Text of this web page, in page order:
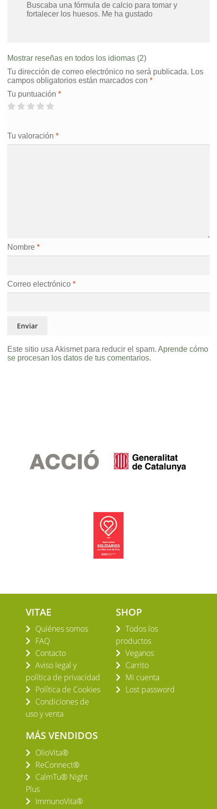
Buscaba una fórmula de calcio para tomar y
fortalecer los huesos. Me ha gustado
Mostrar reseñas en todos los idiomas (2)
Tu dirección de correo electrónico no será publicada. Los
campos obligatorios están marcados con *
Tu puntuación *
Tu valoración *
Nombre *
Correo electrónico *
Este sitio usa Akismet para reducir el spam. Aprende cómo
se procesan los datos de tus comentarios.
VITAE
Quiénes somos
FAQ
Contacto
Aviso legal y
política de privacidad
Política de Cookies
Condiciones de
uso y venta
SHOP
Todos los
productos
Veganos
Carrito
Mi cuenta
Lost password
MÁS VENDIDOS
OlioVita®
ReConnect®
CalmTu® Night
Plus
ImmunoVita®